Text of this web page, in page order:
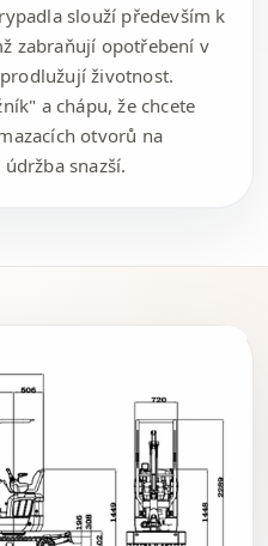
slouží především k
zabraňují opotřebení v
životnost.
a chápu, že chcete
otvorů na
snazší.